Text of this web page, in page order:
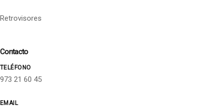
Retrovisores
Contacto
TELÉFONO
973 21 60 45
EMAIL